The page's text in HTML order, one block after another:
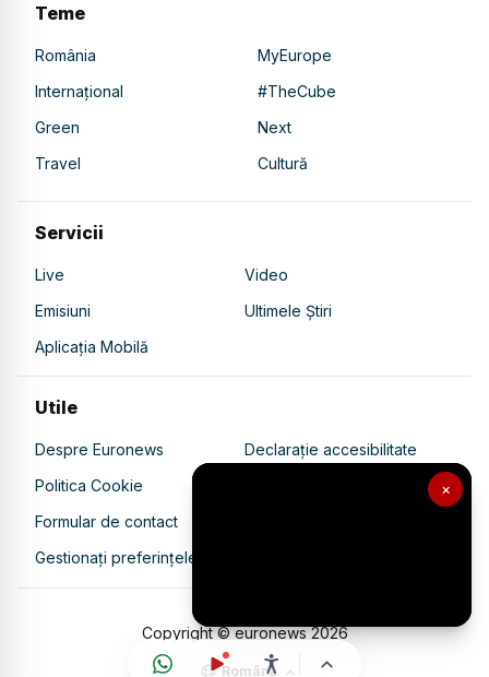
×
Teme
România
MyEurope
Internațional
#TheCube
Green
Next
Travel
Cultură
Servicii
Live
Video
Emisiuni
Ultimele Știri
Aplicația Mobilă
Utile
Despre Euronews
Declarație accesibilitate
Politica Cookie
Politica de confidențialitate
Formular de contact
Gestionați preferințele
Copyright © euronews2026
Română